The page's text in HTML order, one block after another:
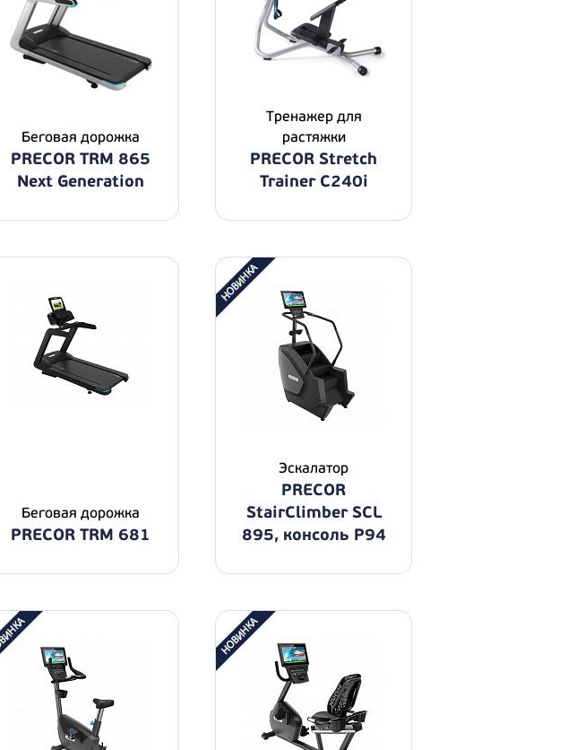
Беговая дорожка
PRECOR TRM 865
Next Generation
Тренажер для
растяжки
PRECOR Stretch
Trainer C240i
Беговая дорожка
PRECOR TRM 681
Эскалатор
PRECOR
StairClimber SCL
895, консоль P94